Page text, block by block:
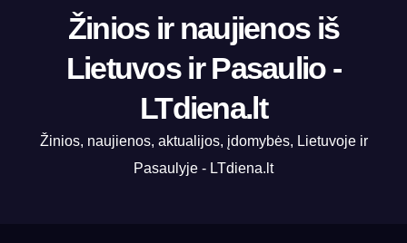
Žinios ir naujienos iš
Lietuvos ir Pasaulio -
LTdiena.lt
Žinios, naujienos, aktualijos, įdomybės, Lietuvoje ir
Pasaulyje - LTdiena.lt